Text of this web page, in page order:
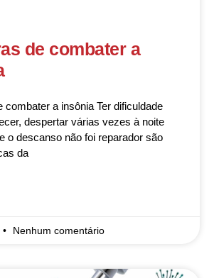
de combater a
combater a insônia Ter dificuldade
despertar várias vezes à noite
o descanso não foi reparador são
da
Nenhum comentário